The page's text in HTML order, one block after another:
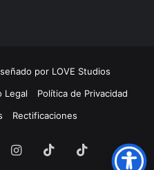
por LOVE Studios
Legal
Política de Privacidad
Rectificaciones
Instagram
TikTok